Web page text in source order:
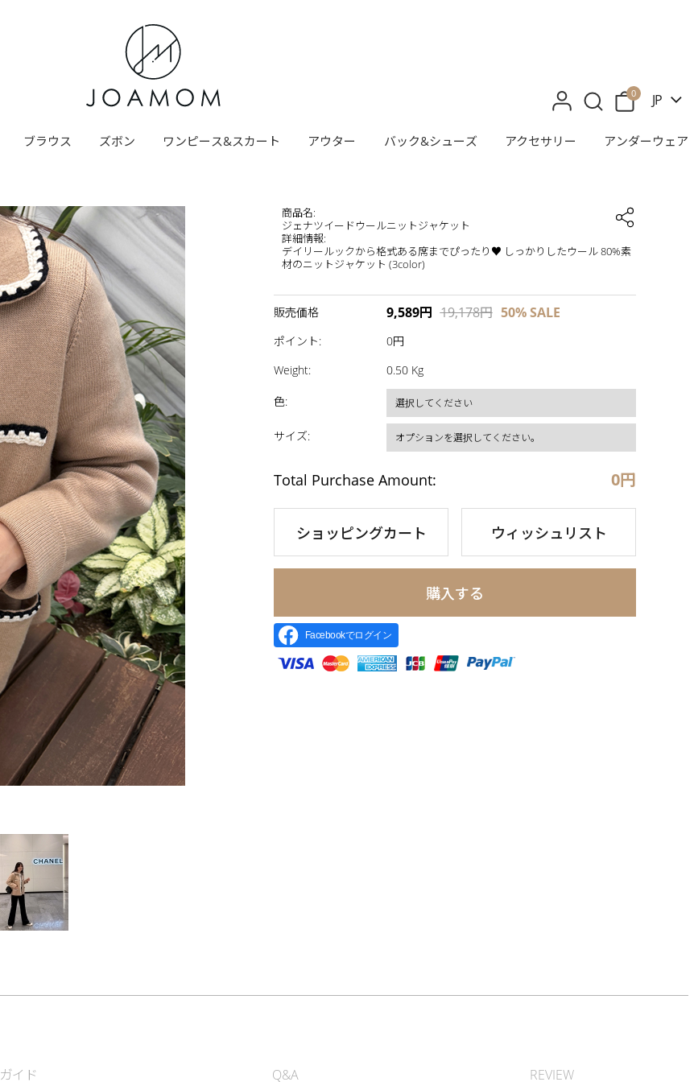
0 JP
ブラウス ズボン ワンピース&スカート アウター バック&シューズ アクセサリー アンダーウェア
商品名:
ジェナツイードウールニットジャケット
詳細情報:
デイリールックから格式ある席までぴったり♥ しっかりしたウール 80%素
材のニットジャケット (3color)
販売価格 9,589円 19,178円 50% SALE
ポイント:
0円
Weight: 0.50 Kg
色:
サイズ:
Total Purchase Amount: 0円
ショッピングカート ウィッシュリスト
購入する
Facebookでログイン
ガイド Q&A REVIEW